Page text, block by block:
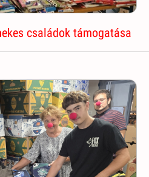
családok támogatása